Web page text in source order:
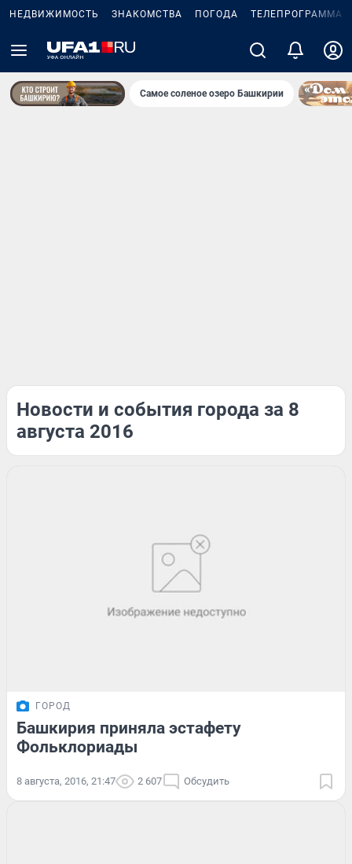
НЕДВИЖИМОСТЬ ЗНАКОМСТВА ПОГОДА ТЕЛЕПРОГРАММА
Самое соленое озеро Башкирии
Новости и события города за 8
августа 2016
ГОРОД
Башкирия приняла эстафету
Фольклориады
8 августа, 2016, 21:47 2 607 Обсудить